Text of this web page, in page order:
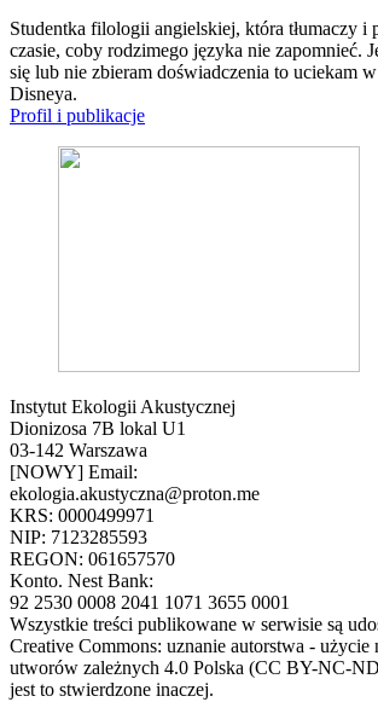
Studentka filologii angielskiej, która tłumaczy i
czasie, coby rodzimego języka nie zapomnieć.
się lub nie zbieram doświadczenia to uciekam
Disneya.
Profil i publikacje
Instytut Ekologii Akustycznej
Dionizosa 7B lokal U1
03-142 Warszawa
[NOWY] Email:
ekologia.akustyczna@proton.me
KRS: 0000499971
NIP: 7123285593
REGON: 061657570
Konto. Nest Bank:
92 2530 0008 2041 1071 3655 0001
Wszystkie treści publikowane w serwisie są
Creative Commons: uznanie autorstwa - użycie
utworów zależnych 4.0 Polska (CC BY-NC-
jest to stwierdzone inaczej.